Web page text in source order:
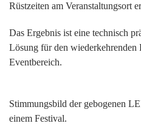
Rüstzeiten am Veranstaltungsort
Das Ergebnis ist eine technisch
Lösung für den wiederkehrenden
Eventbereich.
Stimmungsbild der gebogenen
einem Festival.